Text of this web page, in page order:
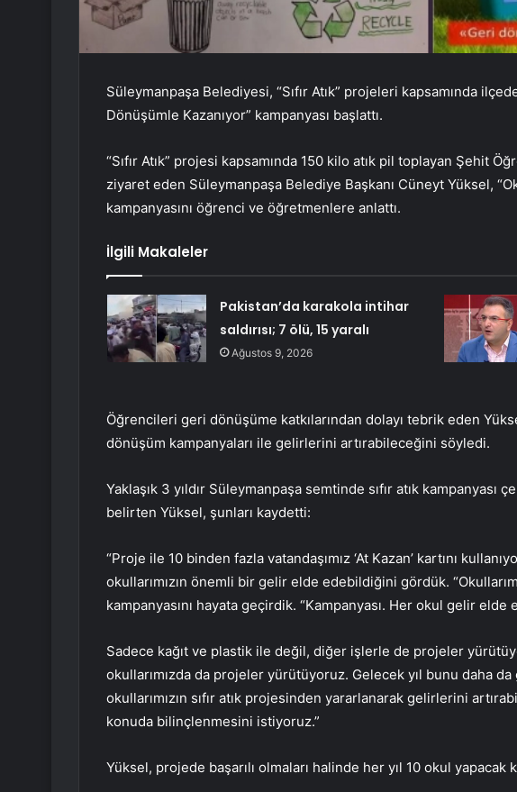
Süleymanpaşa Belediyesi, “Sıfır Atık” projeleri kapsamında
Dönüşümle Kazanıyor” kampanyası başlattı.
“Sıfır Atık” projesi kapsamında 150 kilo atık pil toplayan Şehit
ziyaret eden Süleymanpaşa Belediye Başkanı Cüneyt Yüksel,
kampanyasını öğrenci ve öğretmenlere anlattı.
İlgili Makaleler
Pakistan’da karakola intihar
saldırısı; 7 ölü, 15 yaralı
Ağustos 9, 2026
Öğrencileri geri dönüşüme katkılarından dolayı tebrik eden
dönüşüm kampanyaları ile gelirlerini artırabileceğini söyledi.
Yaklaşık 3 yıldır Süleymanpaşa semtinde sıfır atık
belirten Yüksel, şunları kaydetti:
“Proje ile 10 binden fazla vatandaşımız ‘At Kazan’ kartını
okullarımızın önemli bir gelir elde edebildiğini gördük.
kampanyasını hayata geçirdik. “Kampanyası. Her okul gelir
Sadece kağıt ve plastik ile değil, diğer işlerle de projeler
okullarımızda da projeler yürütüyoruz. Gelecek yıl bunu daha
okullarımızın sıfır atık projesinden yararlanarak gelirlerini
konuda bilinçlenmesini istiyoruz.”
Yüksel, projede başarılı olmaları halinde her yıl 10 okul yapacak